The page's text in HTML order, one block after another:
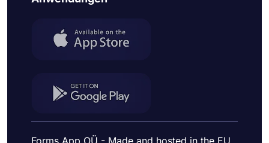
Forms App OÜ - Made and hosted in the EU